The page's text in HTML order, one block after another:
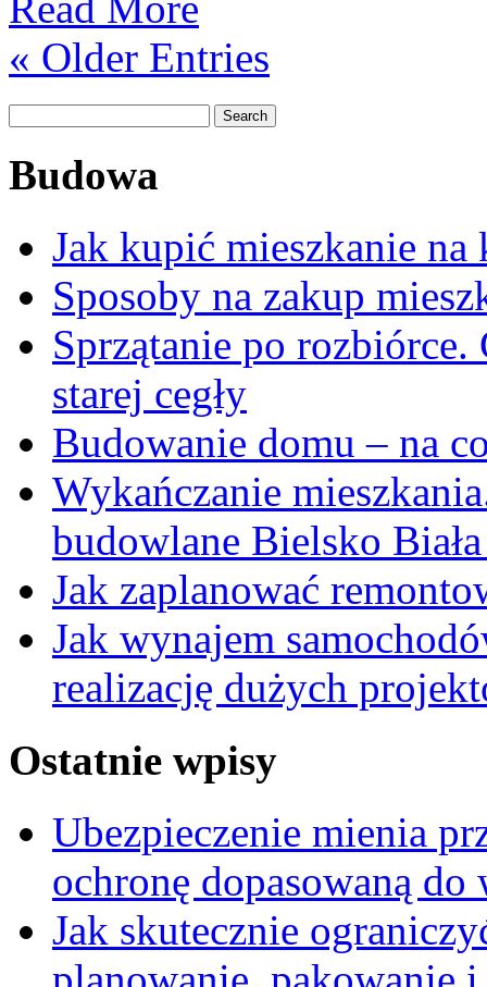
projektów
budowlanych
« Older Entries
Budowa
Jak kupić mieszkanie na
Sposoby na zakup
Sprzątanie po rozbiórce.
starej cegły
Budowanie domu – na
Wykańczanie
budowlane Bielsko
Jak zaplanować
Jak wynajem
realizację dużych
Ostatnie wpisy
Ubezpieczenie mienia
ochronę dopasowaną
Jak skutecznie